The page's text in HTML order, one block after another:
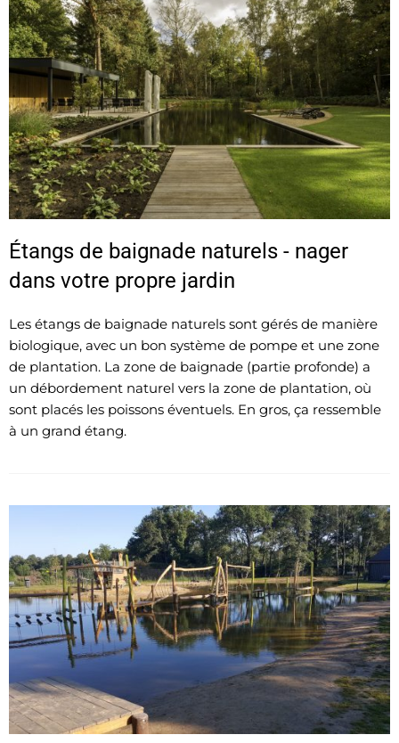
Étangs de baignade naturels - nager
dans votre propre jardin
Les étangs de baignade naturels sont gérés de manière
biologique, avec un bon système de pompe et une zone
de plantation. La zone de baignade (partie profonde) a
un débordement naturel vers la zone de plantation, où
sont placés les poissons éventuels. En gros, ça ressemble
à un grand étang.